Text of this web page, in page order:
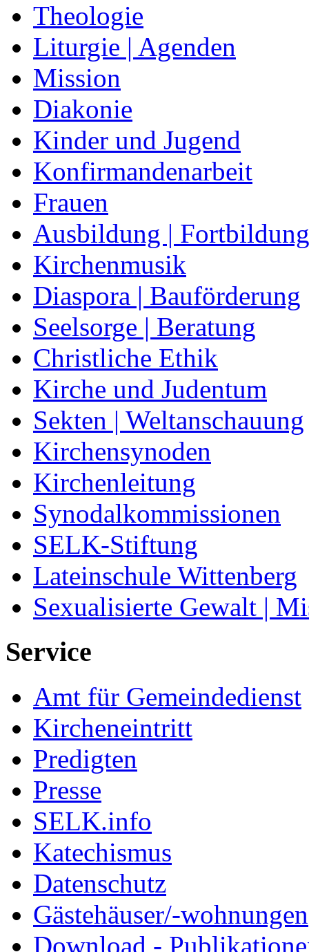
Theologie
Liturgie | Agenden
Mission
Diakonie
Kinder und Jugend
Konfirmandenarbeit
Frauen
Ausbildung | Fortbildung
Kirchenmusik
Diaspora | Bauförderung
Seelsorge | Beratung
Christliche Ethik
Kirche und Judentum
Sekten | Weltanschauung
Kirchensynoden
Kirchenleitung
Synodalkommissionen
SELK-Stiftung
Lateinschule Wittenberg
Sexualisierte Gewalt |
Service
Amt für Gemeindedienst
Kircheneintritt
Predigten
Presse
SELK.info
Katechismus
Datenschutz
Gästehäuser/-wohnungen
Download -